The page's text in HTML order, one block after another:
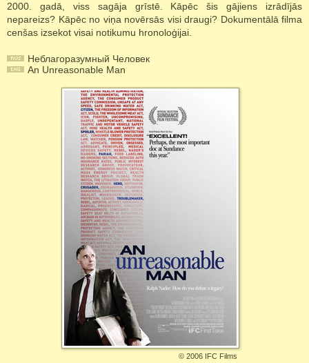
2000. gadā, viss sagāja grīstē. Kāpēc šis gājiens izrādījās
nepareizs? Kāpēc no viņa novērsās visi draugi? Dokumentālā filma
cenšas izsekot visai notikumu hronoloģijai.
Неблагоразумный Человек
An Unreasonable Man
© 2006 IFC Films